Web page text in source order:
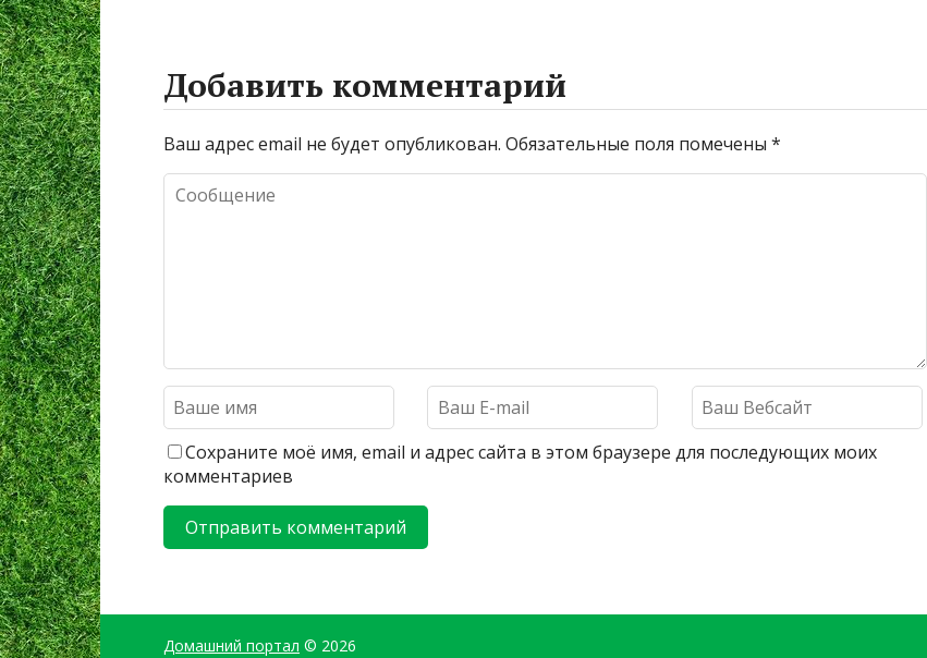
Добавить комментарий
Ваш адрес email не будет опубликован. Обязательные поля помечены *
Сохраните моё имя, email и адрес сайта в этом браузере для последующих моих
комментариев
Домашний портал © 2026